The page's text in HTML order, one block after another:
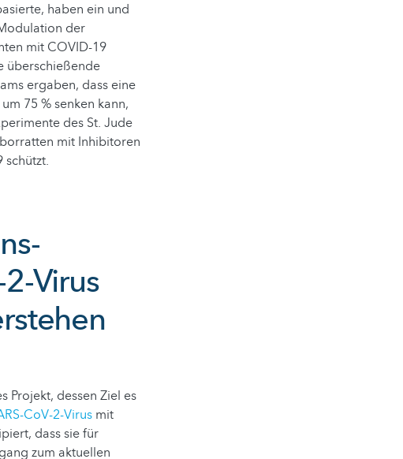
haben ein und
der
mit COVID-19
überschießende
ergaben, dass eine
75 % senken kann,
des St. Jude
mit Inhibitoren
schützt.
Virus
Projekt, dessen Ziel es
CoV-2-Virus mit
dass sie für
zum aktuellen